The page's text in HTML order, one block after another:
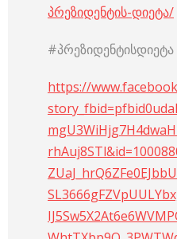
პრეზიდენტის-დიეტა/
#პრეზიდენტისდიეტა
https://